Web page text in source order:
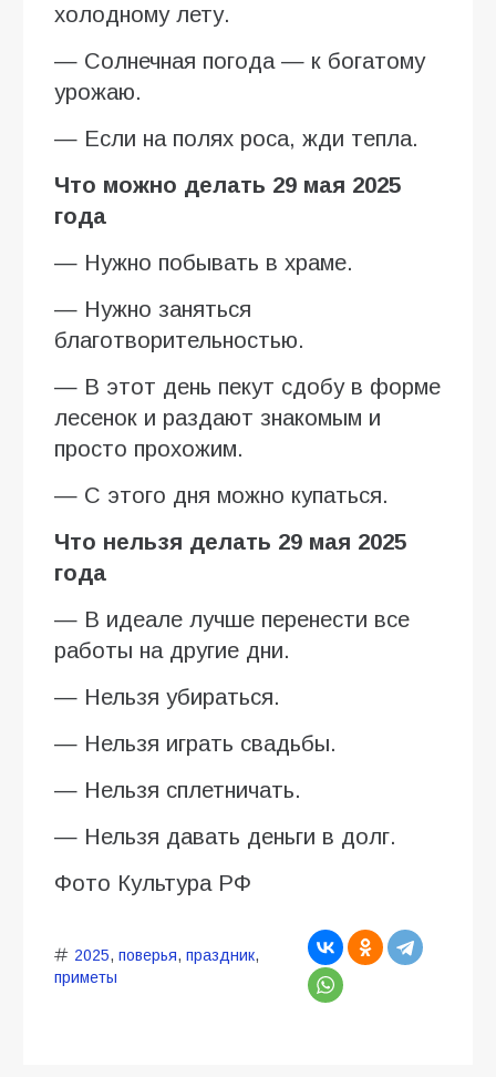
холодному лету.
— Солнечная погода — к богатому
урожаю.
— Если на полях роса, жди тепла.
Что можно делать 29 мая 2025
года
— Нужно побывать в храме.
— Нужно заняться
благотворительностью.
— В этот день пекут сдобу в форме
лесенок и раздают знакомым и
просто прохожим.
— С этого дня можно купаться.
Что нельзя делать 29 мая 2025
года
— В идеале лучше перенести все
работы на другие дни.
— Нельзя убираться.
— Нельзя играть свадьбы.
— Нельзя сплетничать.
— Нельзя давать деньги в долг.
Фото Культура РФ
2025, поверья, праздник,
приметы